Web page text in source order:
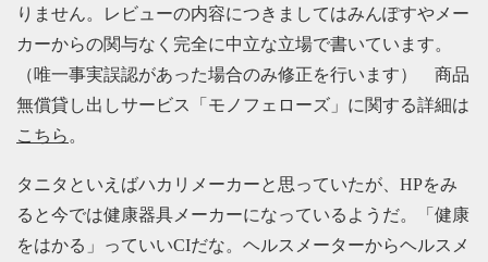
りません。レビューの内容につきましてはみんぽすやメー
カーからの関与なく完全に中立な立場で書いています。
（唯一事実誤認があった場合のみ修正を行います） 商品
無償貸し出しサービス「モノフェローズ」に関する詳細は
こちら 。
タニタといえばハカリメーカーと思っていたが、HPをみ
ると今では健康器具メーカーになっているようだ。「健康
をはかる」っていいCIだな。ヘルスメーターからヘルスメ